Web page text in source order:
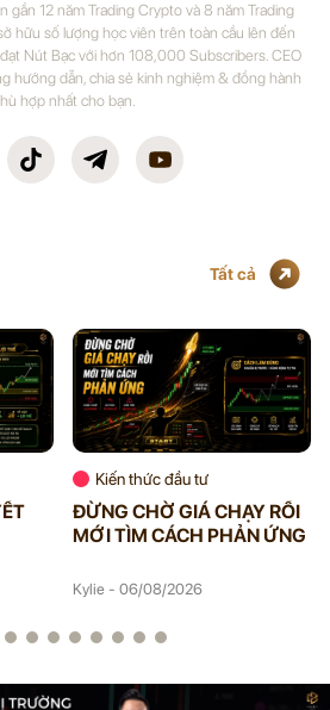
gần 12 năm Trading Crypto và 8 năm Trading
hữu số lượng học viên trên toàn cầu lên đến
Nút Bạc với hơn 108,000 Subscribers. CEO
hướng dẫn, chia sẻ kinh nghiệm & đồng hành
hợp nhất cho bạn.
Tất cả
Kiến thức đầu tư
ĐỪNG CHỜ GIÁ CHẠY RỒI
MỚI TÌM CÁCH PHẢN ỨNG
Kylie - 06/08/2026